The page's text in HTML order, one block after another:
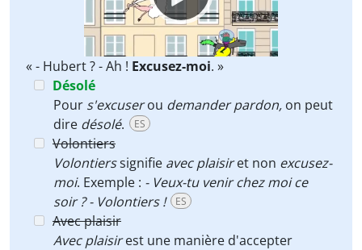
« - Hubert ? - Ah ! Excusez-moi. »
Désolé
Pour s'excuserou demander pardon, on peut
dire désolé. ES
Volontiers
Volontierssignifie avec plaisiret non excusez-
moi. Exemple : - Veux-tu venir chez moi ce
soir ? - Volontiers !
ES
Avec plaisir
Avec plaisirest une manière d'accepter